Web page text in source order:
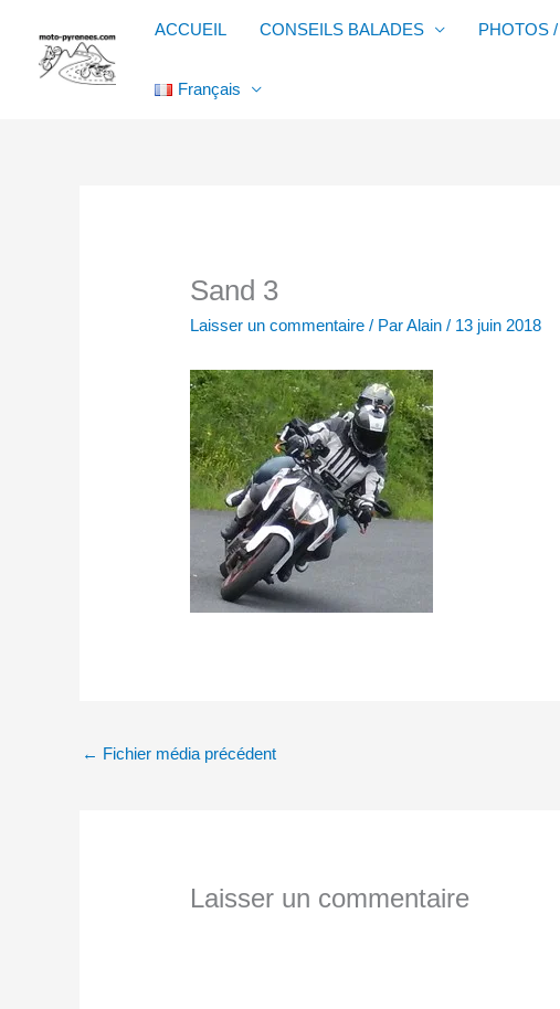
contenu
ACCUEIL CONSEILS BALADES PHOTOS
Français
Sand 3
Laisser un commentaire / ParAlain/ 13 juin 2018
← Fichier média précédent
Laisser un commentaire